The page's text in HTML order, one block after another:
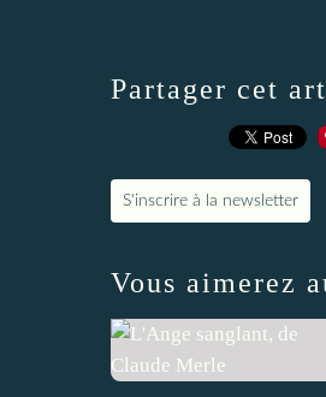
Partager cet
S'inscrire à la newsletter
Vous aimerez